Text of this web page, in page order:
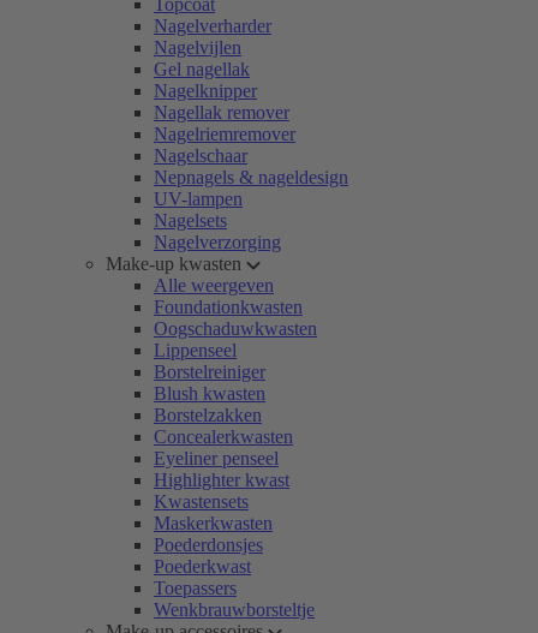
Topcoat
Nagelverharder
Nagelvijlen
Gel nagellak
Nagelknipper
Nagellak remover
Nagelriemremover
Nagelschaar
Nepnagels & nageldesign
UV-lampen
Nagelsets
Nagelverzorging
Make-up kwasten
Alle weergeven
Foundationkwasten
Oogschaduwkwasten
Lippenseel
Borstelreiniger
Blush kwasten
Borstelzakken
Concealerkwasten
Eyeliner penseel
Highlighter kwast
Kwastensets
Maskerkwasten
Poederdonsjes
Poederkwast
Toepassers
Wenkbrauwborsteltje